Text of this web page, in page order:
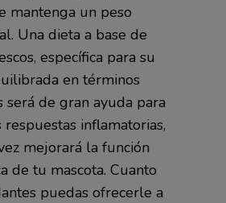
mantenga un peso
Una dieta a base de
específica para su
en términos
será de gran ayuda para
inflamatorias,
mejorará la función
de tu mascota. Cuanto
puedas ofrecerle a